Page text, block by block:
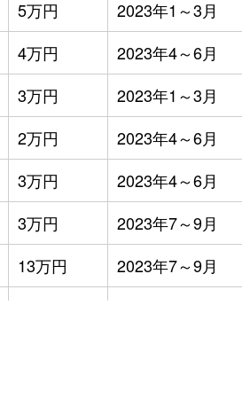
5万円
2023年1～3月
4万円
2023年4～6月
3万円
2023年1～3月
2万円
2023年4～6月
3万円
2023年4～6月
3万円
2023年7～9月
13万円
2023年7～9月